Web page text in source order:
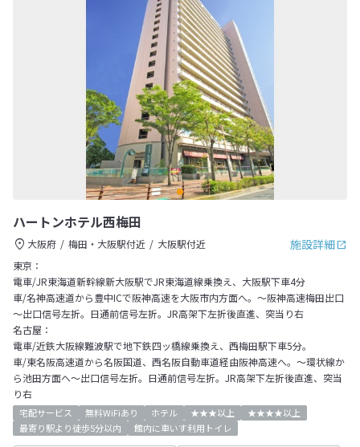
ハートンホテル西梅田
施設詳細
大阪府 梅田・大阪駅付近
大阪駅付近
東京：
電車/JR東海道新幹線新大阪駅でJR東海道線乗換え、大阪駅下車4分
車/名神高速道から豊中ICで阪神高速を大阪市内方面へ。～阪神高速梅田出口
～出口信号左折。日通前信号左折。JR高架下左折後直進、突当り右
名古屋：
電車/近鉄大阪線難波駅で地下鉄四ッ橋線乗換え、西梅田駅下車5分。
車/東名阪高速道から名阪国道、西名阪自動車道経由阪神高速へ。～環状線か
ら池田方面へ～出口信号左折。日通前信号左折。JR高架下左折後直進、突当
り右
宅配サービス 無料WiFiあり ホテル ★★★以上
★★★★以上
最寄り駅より徒歩5分以内
館内に車いす利用トイレ